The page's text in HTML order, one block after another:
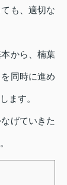
も、適切な
から、楠葉
同時に進め
ます。
げていきた